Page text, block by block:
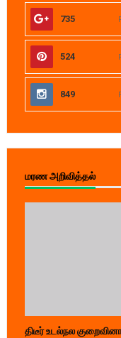
735
524
849
மரண அறிவித்தல்
திடீர் உடல்நல